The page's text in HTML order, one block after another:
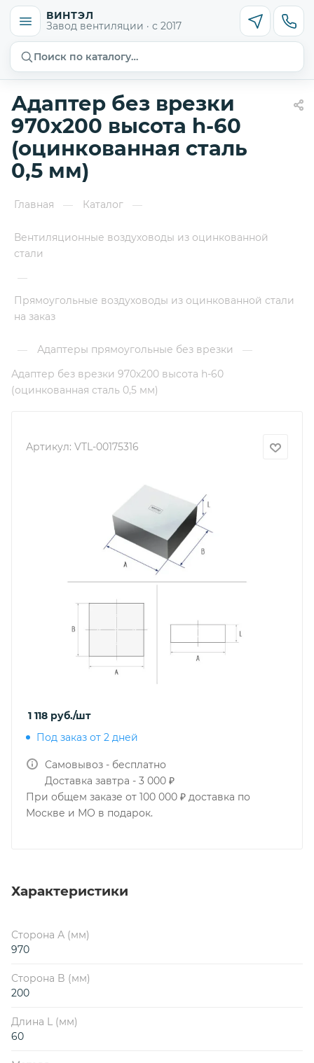
ВИНТЭЛ
Завод вентиляции · с 2017
Поиск по каталогу…
Адаптер без врезки
970х200 высота h-60
(оцинкованная сталь
0,5 мм)
Главная — Каталог —
Вентиляционные воздуховоды из оцинкованной
стали
—
Прямоугольные воздуховоды из оцинкованной стали
на заказ
— Адаптеры прямоугольные без врезки
—
Адаптер без врезки 970х200 высота h-60
(оцинкованная сталь 0,5 мм)
Артикул: VTL-00175316
1 118 руб./шт
Под заказ от 2 дней
Самовывоз - бесплатно
Доставка завтра - 3 000 ₽
При общем заказе от 100 000 ₽ доставка по
Москве и МО в подарок.
Характеристики
Сторона А (мм)
970
Сторона B (мм)
200
Длина L (мм)
60